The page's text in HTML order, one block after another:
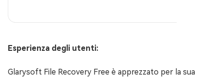
Esperienza degli utenti:
Glarysoft File Recovery Free è apprezzato per la sua